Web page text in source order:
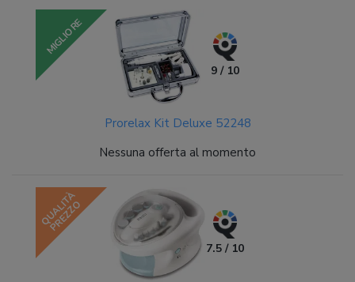
MIGLIORE
9 / 10
Prorelax Kit Deluxe 52248
Nessuna offerta al momento
QUALITÀ
PREZZO
7.5 / 10